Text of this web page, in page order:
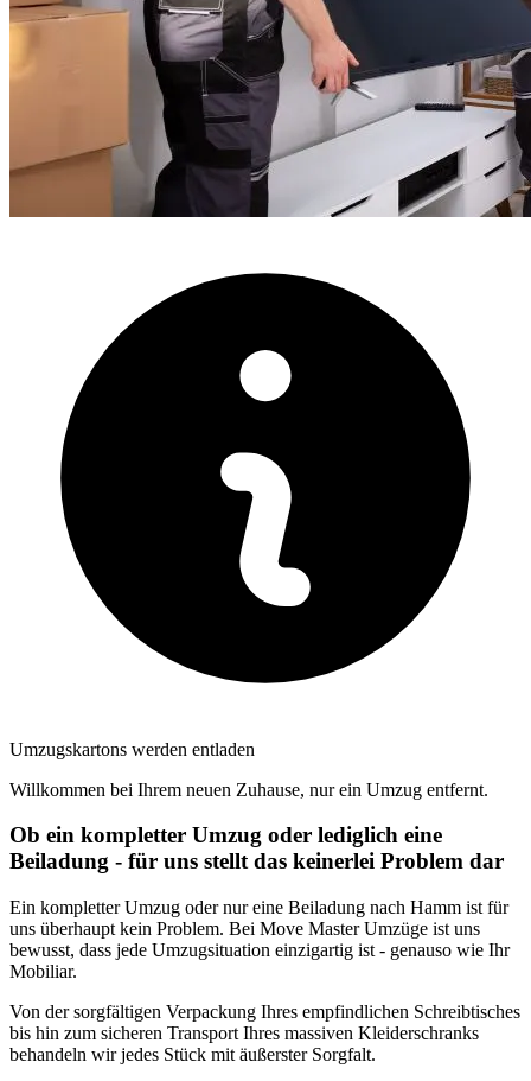
Umzugskartons werden entladen
Willkommen bei Ihrem neuen Zuhause, nur ein Umzug entfernt.
Ob ein kompletter Umzug oder lediglich eine
Beiladung - für uns stellt das keinerlei Problem dar
Ein kompletter Umzug oder nur eine Beiladung nach Hamm ist für
uns überhaupt kein Problem. Bei Move Master Umzüge ist uns
bewusst, dass jede Umzugsituation einzigartig ist - genauso wie Ihr
Mobiliar.
Von der sorgfältigen Verpackung Ihres empfindlichen Schreibtisches
bis hin zum sicheren Transport Ihres massiven Kleiderschranks
behandeln wir jedes Stück mit äußerster Sorgfalt.